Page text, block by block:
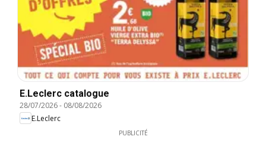
E.Leclerc catalogue
28/07/2026- 08/08/2026
E.Leclerc
PUBLICITÉ